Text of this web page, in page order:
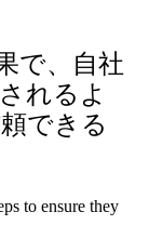
で、自社
れるよ
できる
to ensure they